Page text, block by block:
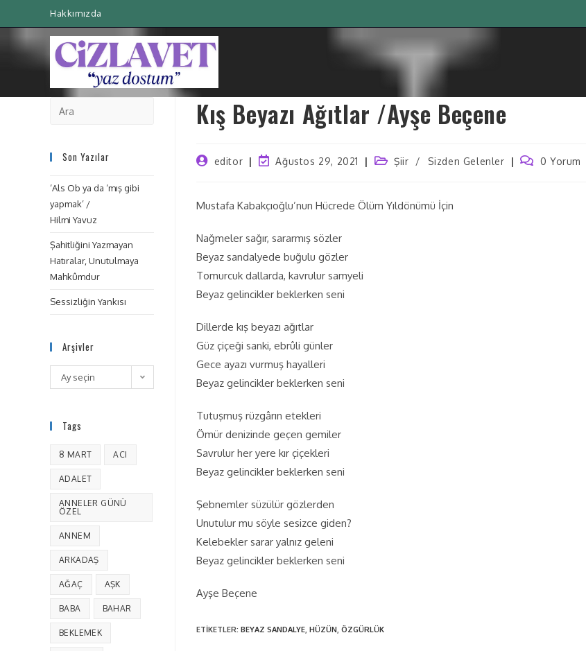
Hakkımızda
Kış Beyazı Ağıtlar /Ayşe Beçene
editor Ağustos 29, 2021 Şiir / Sizden Gelenler 0 Yorum
Mustafa Kabakçıoğlu’nun Hücrede Ölüm Yıldönümü İçin
Nağmeler sağır, sararmış sözler
Beyaz sandalyede buğulu gözler
Tomurcuk dallarda, kavrulur samyeli
Beyaz gelincikler beklerken seni
Dillerde kış beyazı ağıtlar
Güz çiçeği sanki, ebrûli günler
Gece ayazı vurmuş hayalleri
Beyaz gelincikler beklerken seni
Tutuşmuş rüzgârın etekleri
Ömür denizinde geçen gemiler
Savrulur her yere kır çiçekleri
Beyaz gelincikler beklerken seni
Şebnemler süzülür gözlerden
Unutulur mu söyle sesizce giden?
Kelebekler sarar yalnız geleni
Beyaz gelincikler beklerken seni
Ayşe Beçene
ETIKETLER: BEYAZ SANDALYE, HÜZÜN, ÖZGÜRLÜK
Son Yazılar
‘Als Ob ya da ‘mış gibi
yapmak’ /
Hilmi Yavuz
Şahitliğini Yazmayan
Hatıralar, Unutulmaya
Mahkûmdur
Sessizliğin Yankısı
Arşivler
Ay seçin
Tags
8 MART ACI
ADALET
ANNELER GÜNÜ
ÖZEL
ANNEM
ARKADAŞ
AĞAÇ AŞK
BABA BAHAR
BEKLEMEK